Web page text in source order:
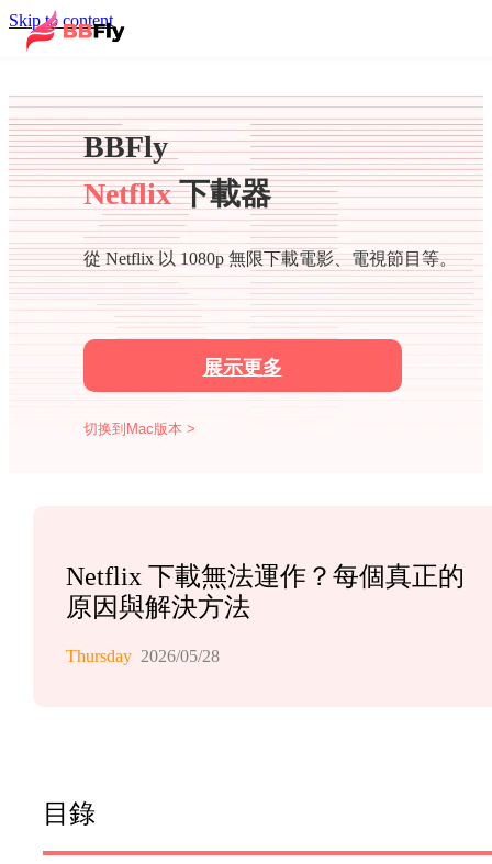
Skip to content
BBFly
Netflix下載器
從 Netflix 以 1080p 無限下載電影、電視節目等。
展示更多
切换到Mac版本 >
Netflix 下載無法運作？每個真正的
原因與解決方法
Thursday 2026/05/28
目錄